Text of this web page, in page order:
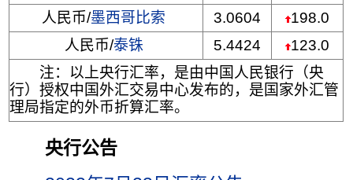
人民币/墨西哥比索 3.0604
198.0
人民币/泰铢 5.4424
123.0
注：以上央行汇率，是由中国人民银行（央
行）授权中国外汇交易中心发布的，是国家外汇管
理局指定的外币折算汇率。
央行公告